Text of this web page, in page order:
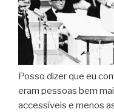
Posso dizer que eu
eram pessoas bem
accessíveis e menos